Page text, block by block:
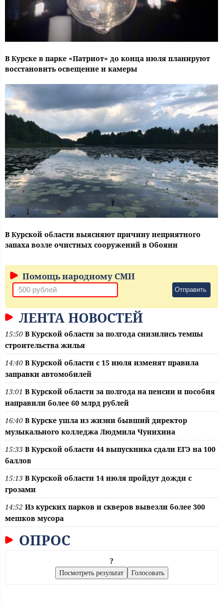
В Курске в парке «Патриот» до конца июля планируют
восстановить освещение и камеры
В Курской области выясняют причину неприятного
запаха возле очистных сооружений в Обояни
Помощь народному СМИ
Отправить
ЛЕНТА НОВОСТЕЙ
15:50 В Курской области за полгода снизились темпы
строительства жилья
14:40 В Курской области с 15 июля изменят правила
заправки автомобилей
13:01 В Курской области за полгода на пенсии и пособия
направили более 60 млрд рублей
16:40 В Курске ушла из жизни бывший директор
музыкального колледжа Людмила Чунихина
15:33 В Курской области 44 выпускника сдали ЕГЭ на 100
баллов
15:13 В Курской области 14 июля пройдут дожди с
грозами
14:52 Из курских парков и скверов вывезли более 300
мешков мусора
ОПРОС
?